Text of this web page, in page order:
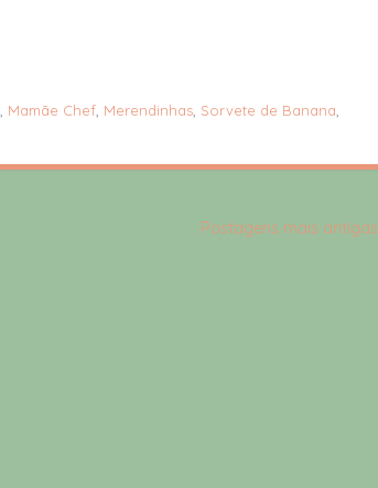
Mamãe Chef Merendinhas Sorvete de Banana
Postagens mais antigas